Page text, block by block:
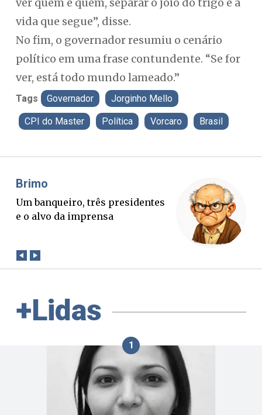
vida que segue”, disse.
No fim, o governador resumiu o cenário
político em uma frase contundente. “Se for
ver, está todo mundo lameado.”
Tags Governador Jorginho Mello
CPI do Master Política Vorcaro Brasil
Misael Elias
O Boato corre mais rápido que a
verdade. Mas quem paga a
+Lidas
1